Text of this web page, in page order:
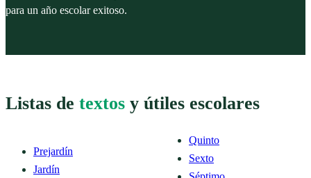
para un año escolar exitoso.
Listas de textos y útiles escolares
Prejardín
Jardín
Quinto
Sexto